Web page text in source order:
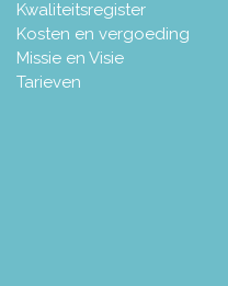
Kwaliteitsregister
Kosten en vergoeding
Missie en Visie
Tarieven